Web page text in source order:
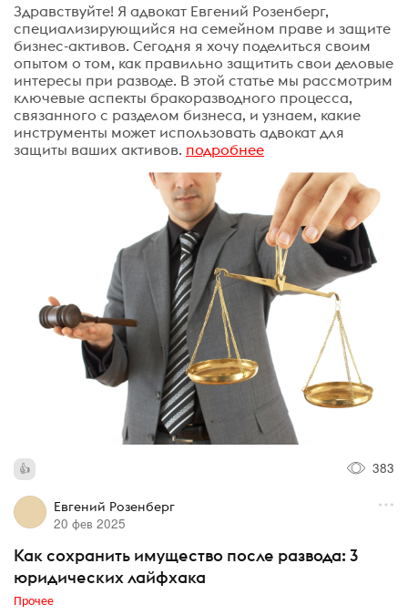
Здравствуйте! Я адвокат Евгений Розенберг,
специализирующийся на семейном праве и защите
бизнес-активов. Сегодня я хочу поделиться своим
опытом о том, как правильно защитить свои деловые
интересы при разводе. В этой статье мы рассмотрим
ключевые аспекты бракоразводного процесса,
связанного с разделом бизнеса, и узнаем, какие
инструменты может использовать адвокат для
защиты ваших активов. подробнее
383
Евгений Розенберг
20 фев 2025
Как сохранить имущество после развода: 3
юридических лайфхака
Прочее